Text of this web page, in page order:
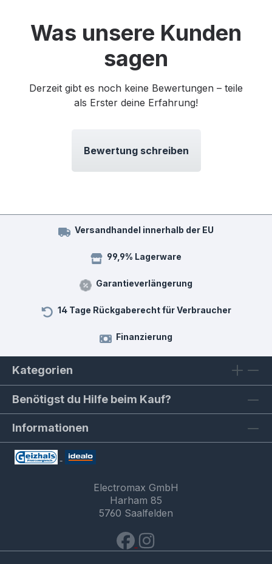
Was unsere Kunden
sagen
Derzeit gibt es noch keine Bewertungen – teile
als Erster deine Erfahrung!
Bewertung schreiben
Versandhandel innerhalb der EU
99,9% Lagerware
Garantieverlängerung
14 Tage Rückgaberecht für Verbraucher
Finanzierung
Kategorien
Benötigst du Hilfe beim Kauf?
Informationen
Electromax GmbH
Harham 85
5760 Saalfelden